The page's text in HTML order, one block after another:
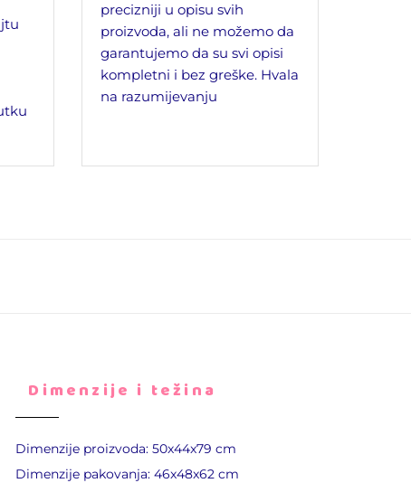
precizniji u opisu svih
proizvoda, ali ne možemo da
garantujemo da su svi opisi
kompletni i bez greške. Hvala
na razumijevanju
Dimenzije i težina
Dimenzije proizvoda: 50x44x79 cm
Dimenzije pakovanja: 46x48x62 cm